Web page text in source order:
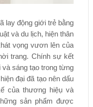
lay động giới trẻ bằng
và du lịch, hiện thân
vọng vươn lên của
trang. Chính sự kết
sáng tạo trong từng
đại đã tạo nên dấu
của thương hiệụ và
sản phẩm được